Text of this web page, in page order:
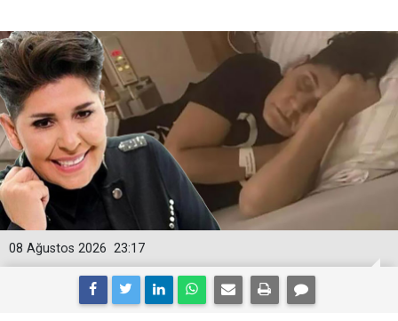
23:17
08 Ağustos 2026